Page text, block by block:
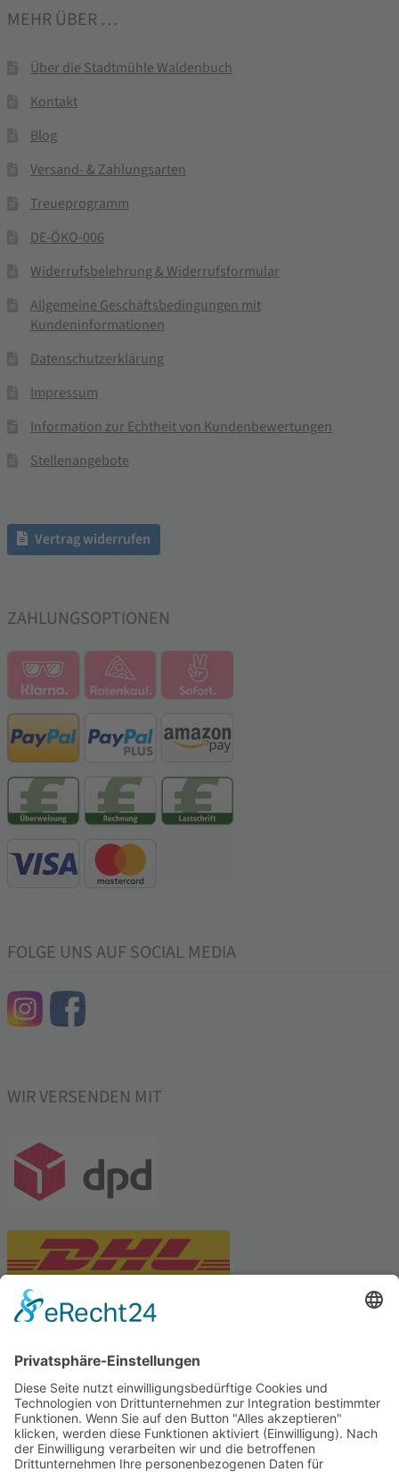
MEHR ÜBER …
Über die Stadtmühle Waldenbuch
Kontakt
Blog
Versand- & Zahlungsarten
Treueprogramm
DE-ÖKO-006
Widerrufsbelehrung & Widerrufsformular
Allgemeine Geschäftsbedingungen mit
Kundeninformationen
Datenschutzerklärung
Impressum
Information zur Echtheit von Kundenbewertungen
Stellenangebote
Vertrag widerrufen
ZAHLUNGSOPTIONEN
FOLGE UNS AUF SOCIAL MEDIA
WIR VERSENDEN MIT
Tekal – Textile Lebensqualität
Exklusive moderne & Orientteppiche
Feuerwerk XXL
Pyrotechnik online bestellen